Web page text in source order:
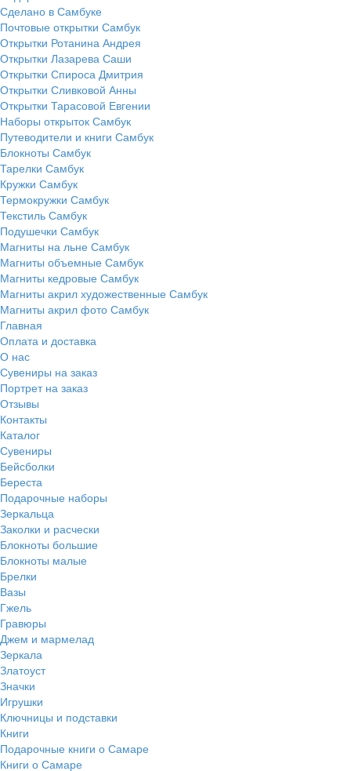
Сделано в Самбуке
Почтовые открытки Самбук
Открытки Ротанина Андрея
Открытки Лазарева Саши
Открытки Спироса Дмитрия
Открытки Сливковой Анны
Открытки Тарасовой Евгении
Наборы открыток Самбук
Путеводители и книги Самбук
Блокноты Самбук
Тарелки Самбук
Кружки Самбук
Термокружки Самбук
Текстиль Самбук
Подушечки Самбук
Магниты на льне Самбук
Магниты объемные Самбук
Магниты кедровые Самбук
Магниты акрил художественные Самбук
Магниты акрил фото Самбук
Главная
Оплата и доставка
О нас
Сувениры на заказ
Портрет на заказ
Отзывы
Контакты
Каталог
Сувениры
Бейсболки
Береста
Подарочные наборы
Зеркальца
Заколки и расчески
Блокноты большие
Блокноты малые
Брелки
Вазы
Гжель
Гравюры
Джем и мармелад
Зеркала
Златоуст
Значки
Игрушки
Ключницы и подставки
Книги
Подарочные книги о Самаре
Книги о Самаре